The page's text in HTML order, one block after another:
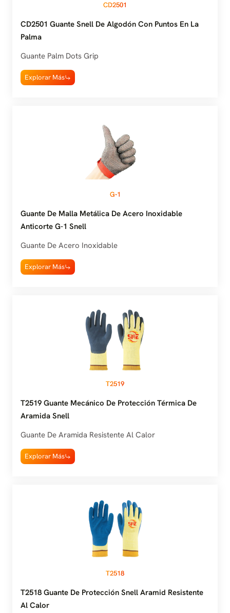
CD2501
CD2501 Guante Snell De Algodón Con Puntos En La
Palma
Guante Palm Dots Grip
Explorar Más
G-1
Guante De Malla Metálica De Acero Inoxidable
Anticorte G-1 Snell
Guante De Acero Inoxidable
Explorar Más
T2519
T2519 Guante Mecánico De Protección Térmica De
Aramida Snell
Guante De Aramida Resistente Al Calor
Explorar Más
T2518
T2518 Guante De Protección Snell Aramid Resistente
Al Calor